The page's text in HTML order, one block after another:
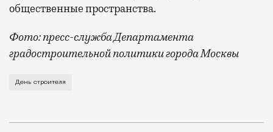
общественные пространства.
Фото: пресс-служба Департамента
градостроительной политики города Москвы
В этом году профессиональный праздник День
День строителя